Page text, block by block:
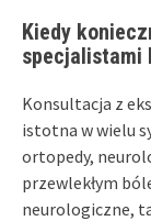
Kiedy
specjalistami
Konsultacja z
istotna w wielu
ortopedy,
przewlekłym
neurologiczne,